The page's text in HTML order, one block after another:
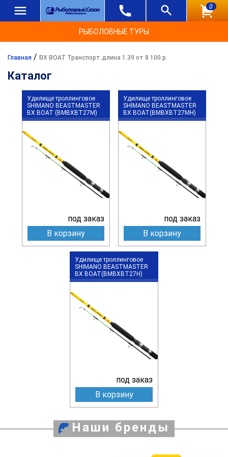
0
РЫБОЛОВНЫЕ ТУРЫ
Главная / BX BOAT Транспорт.длина 1.39 от 8 100 р.
Каталог
Удилище троллинговое
SHIMANO BEASTMASTER
BX BOAT (BMBXBT27M)
под заказ
В корзину
Удилище троллинговое
SHIMANO BEASTMASTER
BX BOAT(BMBXBT27MH)
под заказ
В корзину
Удилище троллинговое
SHIMANO BEASTMASTER
BX BOAT(BMBXBT27H)
под заказ
В корзину
Наши бренды